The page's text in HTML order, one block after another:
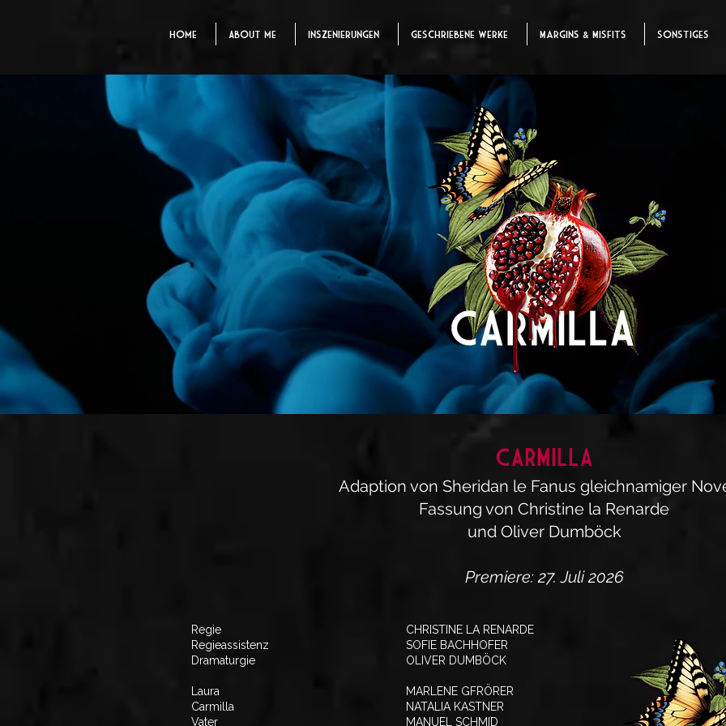
Home About me Inszenierungen Geschriebene Werke Margins & Misfits Sonstiges
CARMILLA
Adaption von Sheridan le Fanus gleichnamiger
Fassung von Christine la Renarde
und Oliver Dumböck
Premiere: 27. Juli 2026
Regie
Regieassistenz
Dramaturgie
Laura
Carmilla
Vater
CHRISTINE LA RENARDE
SOFIE BACHHOFER
OLIVER DUMBÖCK
MARLENE GFRÖRER
NATALIA KASTNER
MANUEL SCHMID